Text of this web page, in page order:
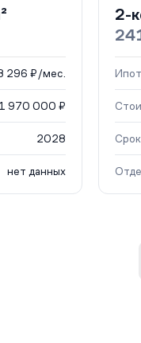
296 ₽/мес.
970 000 ₽
2028
нет данных
2-